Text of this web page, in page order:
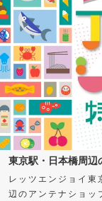
東京駅・日本橋周
レッツエンジョイ東
辺のアンテナショッ